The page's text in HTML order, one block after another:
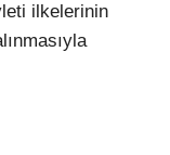
ilkelerinin